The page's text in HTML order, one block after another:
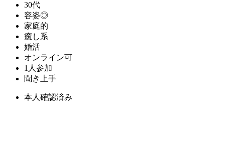
30代
容姿◎
家庭的
癒し系
婚活
オンライン可
1人参加
聞き上手
本人確認済み